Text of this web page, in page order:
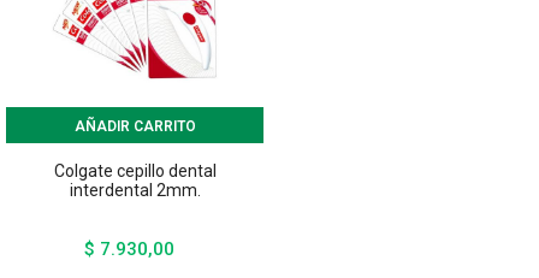
AÑADIR CARRITO
Colgate cepillo dental
interdental 2mm.
$ 7.930,00